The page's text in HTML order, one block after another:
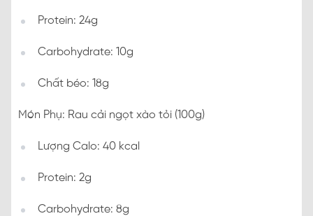
Protein: 24g
Carbohydrate: 10g
Chất béo: 18g
Món Phụ: Rau cải ngọt xào tỏi (100g)
Lượng Calo: 40 kcal
Protein: 2g
Carbohydrate: 8g